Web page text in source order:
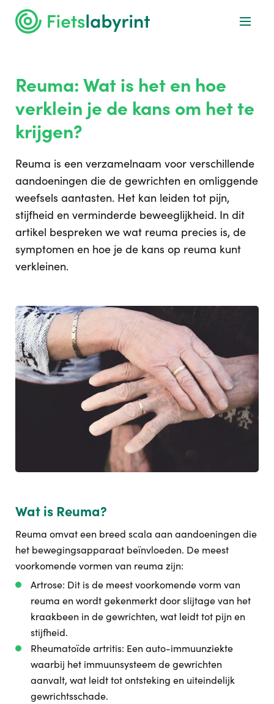
Reuma: Wat is het en hoe
verklein je de kans om het te
krijgen?
Reuma is een verzamelnaam voor verschillende
aandoeningen die de gewrichten en omliggende
weefsels aantasten. Het kan leiden tot pijn,
stijfheid en verminderde beweeglijkheid. In dit
artikel bespreken we wat reuma precies is, de
symptomen en hoe je de kans op reuma kunt
verkleinen.
Wat is Reuma?
Reuma omvat een breed scala aan aandoeningen die
het bewegingsapparaat beïnvloeden. De meest
voorkomende vormen van reuma zijn:
Artrose: Dit is de meest voorkomende vorm van
reuma en wordt gekenmerkt door slijtage van het
kraakbeen in de gewrichten, wat leidt tot pijn en
stijfheid.
Rheumatoïde artritis: Een auto-immuunziekte
waarbij het immuunsysteem de gewrichten
aanvalt, wat leidt tot ontsteking en uiteindelijk
gewrichtsschade.